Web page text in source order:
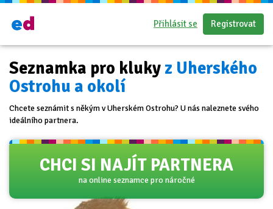
Přihlásit se Registrovat
Seznamka pro kluky z Uherského
Ostrohu a okolí
Chcete seznámit s někým v Uherském Ostrohu? U nás naleznete svého
ideálního partnera.
CHCI SI NAJÍT PARTNERA
na online seznamce pro náročné